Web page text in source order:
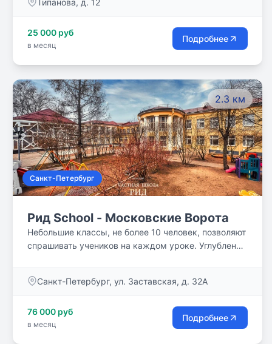
Типанова, д. 12
25 000 руб
в месяц
Подробнее
2.3 км
Санкт-Петербург
Рид School - Московские Bopoта
Небольшие классы, не более 10 человек, позволяют
спрашивать учеников на каждом уроке. Углубленно
подтверждается независимыми международными
Санкт-Петербург, ул. Заставская, д. 32А
76 000 руб
в месяц
Подробнее